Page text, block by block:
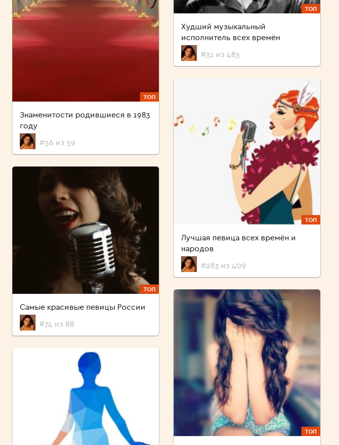
ТОП
Знаменитости родившиеся в 1983
году
#56 из 59
ТОП
Самые красивые певицы России
#74 из 88
ТОП
Худший музыкальный
исполнитель всех времён
#31 из 483
ТОП
Лучшая певица всех времён и
народов
#283 из 409
ТОП